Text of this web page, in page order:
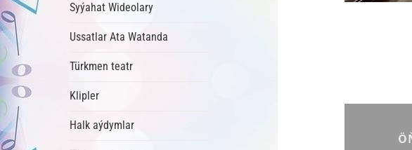
Syýahat Wideolary
Ussatlar Ata Watanda
Türkmen teatr
Klipler
Halk aýdymlar